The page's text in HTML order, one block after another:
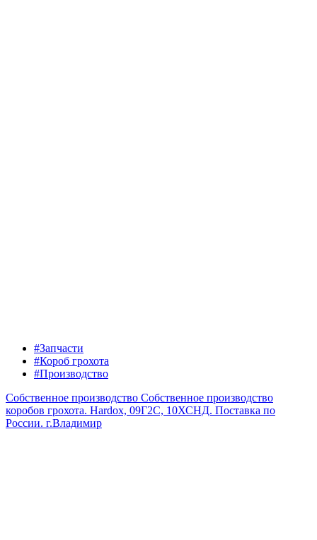
#Запчасти
#Короб грохота
#Производство
Собственное производство Собственное производство
коробов грохота. Hardox, 09Г2С, 10ХСНД. Поставка по
России. г.Владимир